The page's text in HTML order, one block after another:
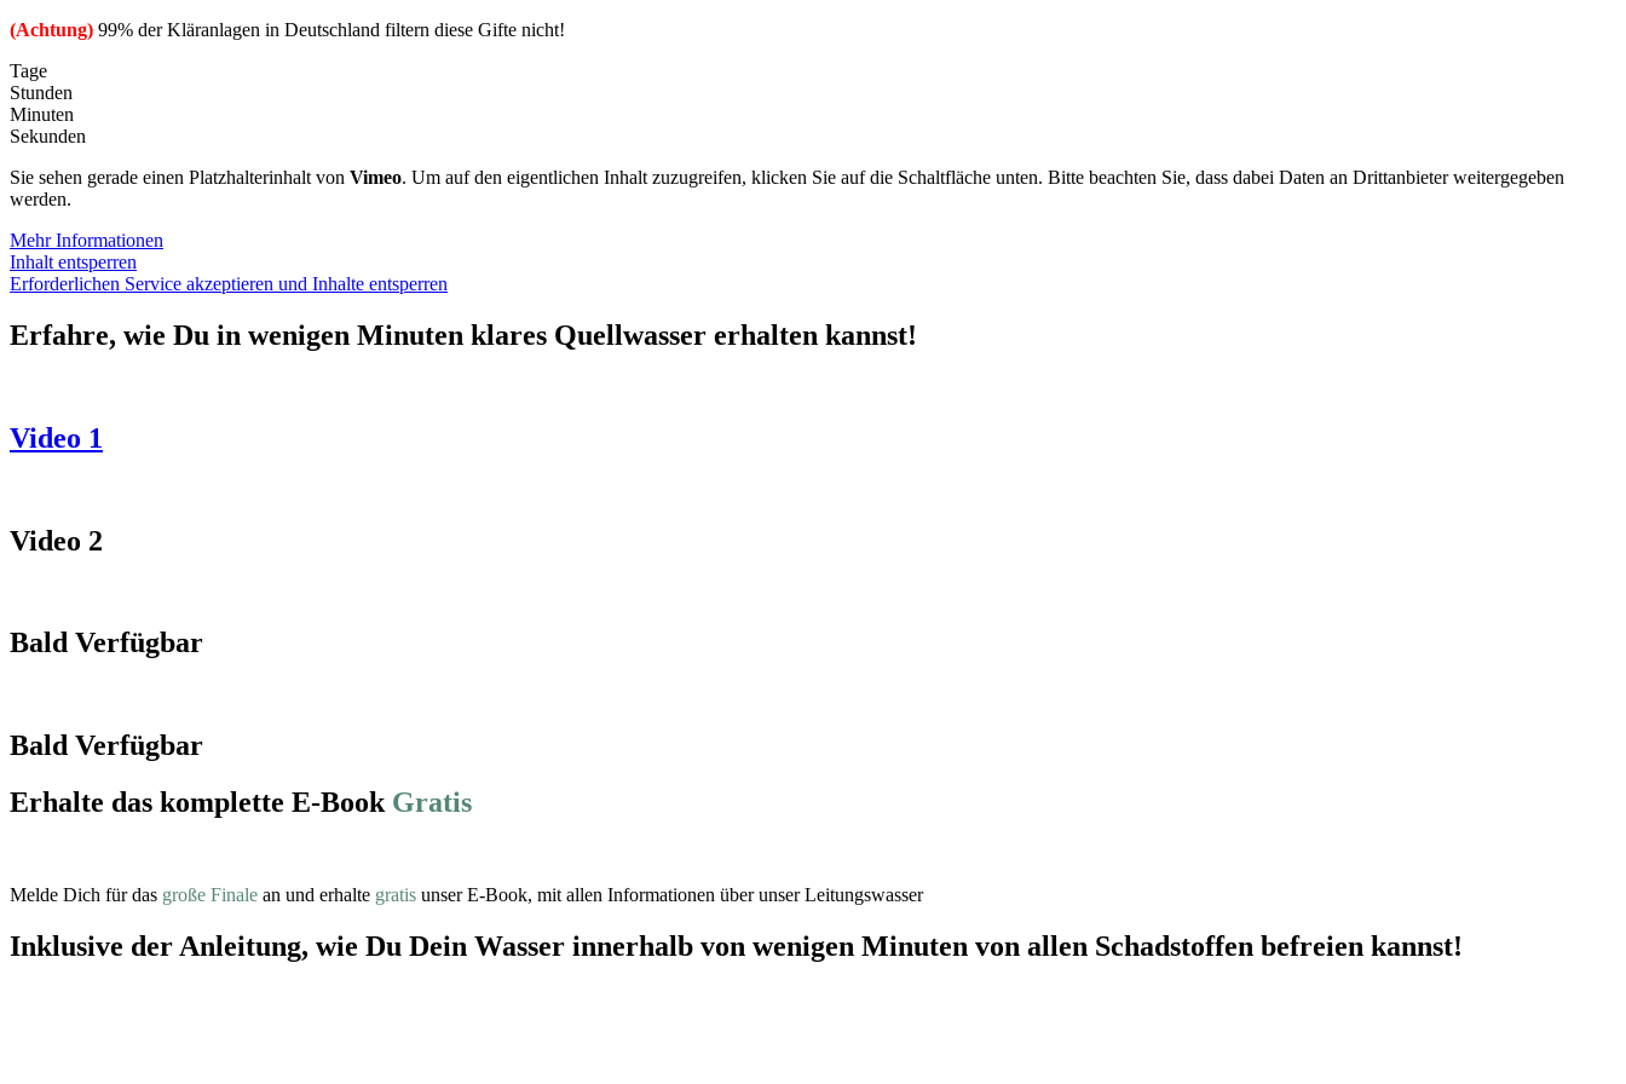
(Achtung) 99% der Kläranlagen in Deutschland filtern diese Gifte nicht!
Tage
Stunden
Minuten
Sekunden
Sie sehen gerade einen Platzhalterinhalt von Vimeo. Um auf den eigentlichen Inhalt zuzugreifen, klicken Sie auf die Schaltfläche unten. Bitte beachten Sie, dass dabei Daten an Drittanbieter weitergegeben
werden.
Mehr Informationen
Inhalt entsperren
Erforderlichen Service akzeptieren und Inhalte entsperren
Erfahre, wie Du in wenigen Minuten klares Quellwasser erhalten kannst!
Video 1
Video 2
Bald Verfügbar
Bald Verfügbar
Erhalte das komplette E-Book Gratis
Melde Dich für das große Finale an und erhalte gratis unser E-Book, mit allen Informationen über unser Leitungswasser
Inklusive der Anleitung, wie Du Dein Wasser innerhalb von wenigen Minuten von allen Schadstoffen befreien kannst!